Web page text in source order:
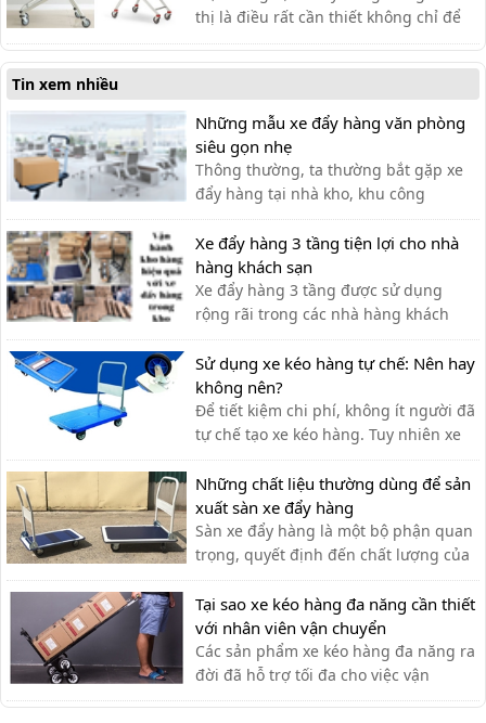
thị là điều rất cần thiết không chỉ để
khách hàng đựng đồ khi mua sắm mà
còn hỗ trợ vận chuyển hàng hóa.
Tin xem nhiều
Những mẫu xe đẩy hàng văn phòng
siêu gọn nhẹ
Thông thường, ta thường bắt gặp xe
đẩy hàng tại nhà kho, khu công
nghiệp, siêu thị,… với lượng hàng hóa
cần di chuyển lớn. Tuy nhiên, xe đẩy
hàng cũng có thể được sử dụng tạo
văn phòng cho nhiều công việc khác
nhau như: chở tài liệu, chở bình n...
Xe đẩy hàng 3 tầng tiện lợi cho nhà
hàng khách sạn
Xe đẩy hàng 3 tầng được sử dụng
rộng rãi trong các nhà hàng khách
sạn bởi sự tiện ích. Với thiết kế thanh
lịch, tính ứng dụng cao, các loại xe
đẩy hàng nhiều tầng là sự lựa chọn tối
ưu nhất cho các nhà hàng. Xe đẩy 3
tầng được ứng dụng như […]
Sử dụng xe kéo hàng tự chế: Nên hay
không nên?
Để tiết kiệm chi phí, không ít người đã
tự chế tạo xe kéo hàng. Tuy nhiên xe
kéo hàng tự chế có ưu nhược điểm gì,
có nên dùng hay không?
Những chất liệu thường dùng để sản
xuất sàn xe đẩy hàng
Sàn xe đẩy hàng là một bộ phận quan
trọng, quyết định đến chất lượng của
xe đẩy. Lựa chọn chất liệu phù hợp
giúp bạn có được chiếc xe đẩy hàng
ưng ý.
Tại sao xe kéo hàng đa năng cần thiết
với nhân viên vận chuyển
Các sản phẩm xe kéo hàng đa năng ra
đời đã hỗ trợ tối đa cho việc vận
chuyển thủ công của nhân viên vận